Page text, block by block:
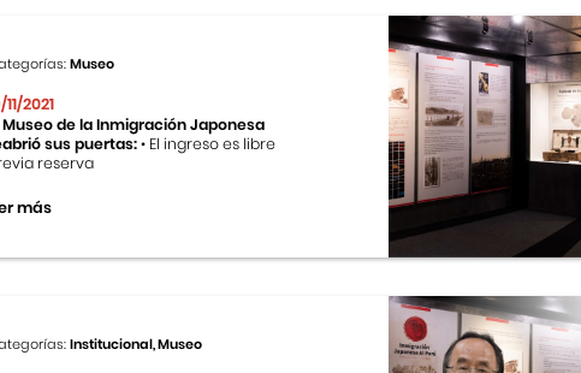
Museo
11/2021
Museo de la Inmigración Japonesa
sus puertas:• El ingreso es libre
reserva
más
Institucional, Museo